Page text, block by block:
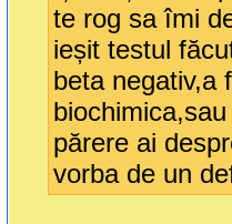
te rog sa îmi
ieșit testul
beta negativ,a
părere ai
vorba de un